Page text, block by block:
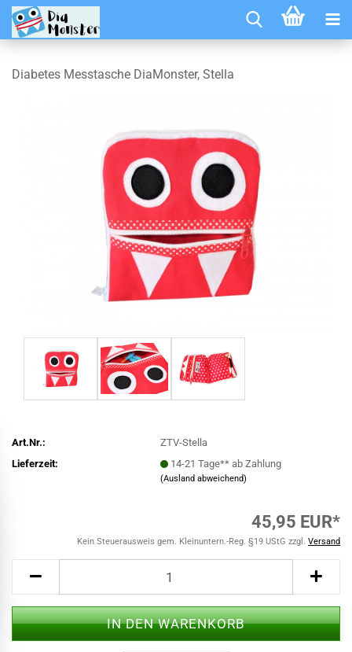
Diabetes Messtasche DiaMonster, Stella
Art.Nr.:
ZTV-Stella
Lieferzeit:
14-21 Tage** ab Zahlung
(Ausland abweichend)
45,95 EUR*
Kein Steuerausweis gem. Kleinuntern.-Reg. §19 UStG zzgl. Versand